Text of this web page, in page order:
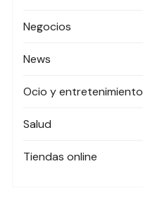
Negocios
News
Ocio y entretenimiento
Salud
Tiendas online